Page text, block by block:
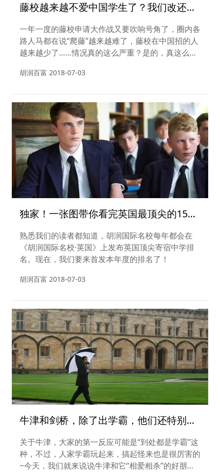
藤校越来越不爱中国学生了？我们改还不
行吗
一年一度的藤校申请大作战又要吹响号角了，圈内各
路人马都在说“爬藤”越来越难了，藤校在中国招的人
越来越少了……情况真的这么严重？是的，真这么严
胡润百富 2018-07-03
独家！一张图带你看完英国最顶尖的150
所寄宿中学
熟悉我们的读者都知道，胡润国际名校每年都会在
《胡润国际名校·英国》上发布英国顶尖寄宿中学排
名。现在，我们要来首发本年度的排名了！
胡润百富 2018-07-03
牛津和剑桥，除了出学霸，他们还特别会
玩！
关于牛津，大家的第一反应可能是“到处都是学霸”这
种，不过，人家学霸玩起来，搞起怪来也是很厉害的
~今天，我们就来说说牛津和它“相爱相杀”的好朋友